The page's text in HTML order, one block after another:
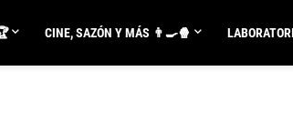
CINE, SAZÓN Y MÁS 👨‍🍳🍿